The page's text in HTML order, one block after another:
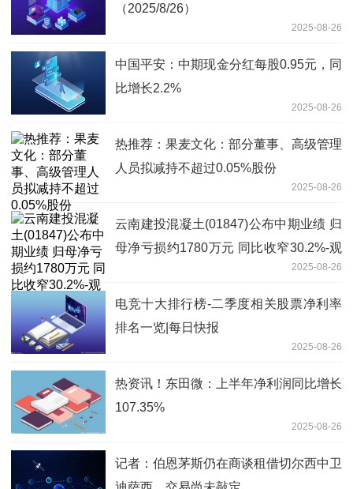
（2025/8/26）
2025-08-26
中国平安：中期现金分红每股0.95元，同
比增长2.2%
2025-08-26
热推荐：果麦文化：部分董事、高级管理
人员拟减持不超过0.05%股份
2025-08-26
云南建投混凝土(01847)公布中期业绩 归
母净亏损约1780万元 同比收窄30.2%-观
2025-08-26
电竞十大排行榜-二季度相关股票净利率
排名一览|每日快报
2025-08-26
热资讯！东田微：上半年净利润同比增长
107.35%
2025-08-26
记者：伯恩茅斯仍在商谈租借切尔西中卫